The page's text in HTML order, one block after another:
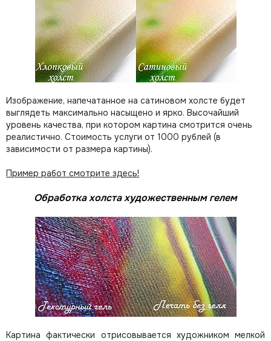
Изображение, напечатанное на сатиновом холсте будет
выглядеть максимально насыщено и ярко. Высочайший
уровень качества, при котором картина смотрится очень
реалистично. Стоимость услуги от 1000 рублей (в
зависимости от размера картины).
Пример работ смотрите здесь!
Обработка холста художественным гелем
Картина фактически отрисовывается художником мелкой